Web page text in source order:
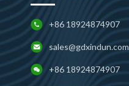
+86 18924874907
sales@gdxindun.com
+86 18924874907